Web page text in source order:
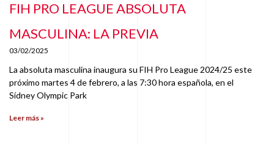
FIH PRO LEAGUE ABSOLUTA
MASCULINA: LA PREVIA
03/02/2025
La absoluta masculina inaugura su FIH Pro League 2024/25 este
próximo martes 4 de febrero, a las 7:30 hora española, en el
Sídney Olympic Park
Leer más »